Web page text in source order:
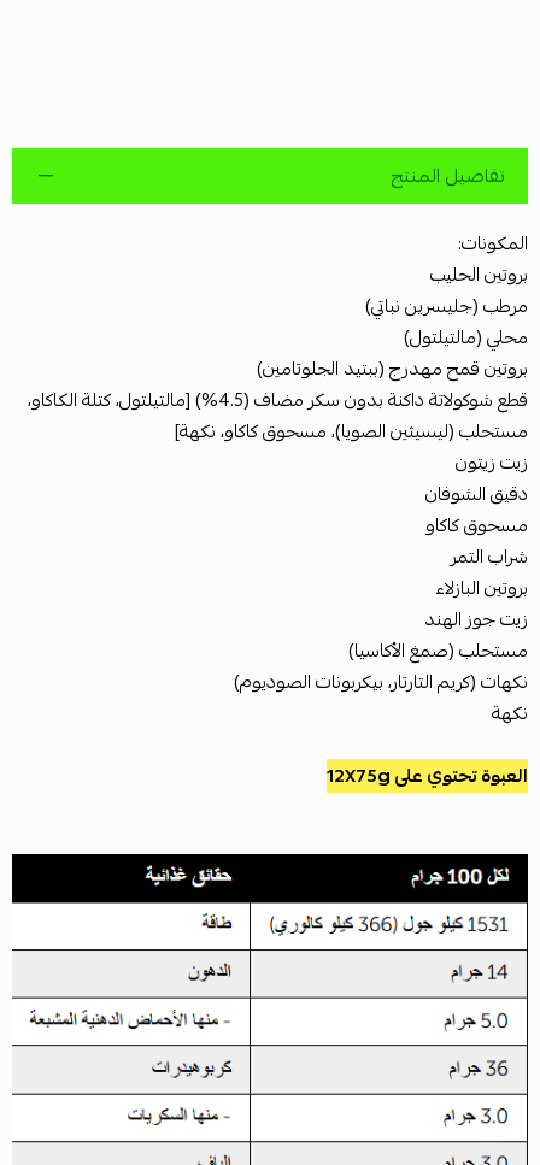
تفاصيل المنتج
المكونات:
بروتين الحليب
مرطب (جليسرين نباتي)
محلي (مالتيلتول)
بروتين قمح مهدرج (ببتيد الجلوتامين)
قطع شوكولاتة داكنة بدون سكر مضاف (4.5%) [مالتيلتول، كتلة الكاكاو،
مستحلب (ليسيثين الصويا)، مسحوق كاكاو، نكهة]
زيت زيتون
دقيق الشوفان
مسحوق كاكاو
شراب التمر
بروتين البازلاء
زيت جوز الهند
مستحلب (صمغ الأكاسيا)
نكهات (كريم التارتار، بيكربونات الصوديوم)
نكهة
العبوة تحتوي على 12X75g